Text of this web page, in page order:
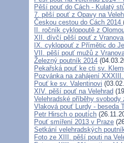
Pěší pouť do Cách - Kulatý
7. pěší pouť z Opavy na
Českou cestou do Cách 2014
II. ročník cyklopoutě z
XII. dívčí pěší pouť z
IX. cyklopouť z Přímětic do
VII. pěší pouť mužů z
Železný poutník 2014
Pekařská pouť ke cti sv.
Pozvánka na zahájení
Pouť ke sv. Valentinovi
XIV. pěší pouť na Velehrad
Velehradské příběhy svobody
Vlaková pouť Lurdy - beseda
Petr Hirsch o poutích
Pouť smíření 2013 v Praze
Setkání velehradských
Foto ze XIII. pěší pouti na